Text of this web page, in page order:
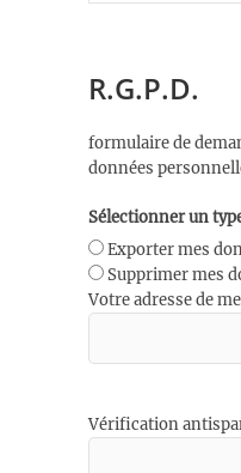
R.G.P.D.
formulaire de
données
Sélectionner un
Exporter mes
Supprimer mes
Votre adresse de
Vérification